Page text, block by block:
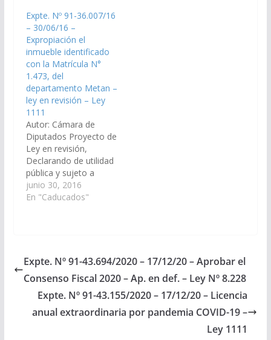
declara de utilidad
pública y sujeto a
expropiación el
inmueble identificado
con la Matricula N°
107.489, del
departamento Capital,
con destino a la
apertura…
Expte. Nº 91-36.007/16
– 30/06/16 –
Expropiación el
inmueble identificado
con la Matrícula N°
1.473, del
departamento Metan –
ley en revisión – Ley
1111
Autor: Cámara de
Diputados Proyecto de
Ley en revisión,
Declarando de utilidad
pública y sujeto a
expropiación el
inmueble identificado
ampliación del
complejo deportivo y
espacio
recreativo. (Expte. Nº
91-36.007/16 – A la
Comisión de
junio 30, 2016
En "Caducados"
Expte. Nº 91-43.694/2020 – 17/12/20 – Aprobar el
Consenso Fiscal 2020 – Ap. en def. – Ley Nº 8.228
Expte. Nº 91-43.155/2020 – 17/12/20 – Licencia
anual extraordinaria por pandemia COVID-19 –
Ley 1111